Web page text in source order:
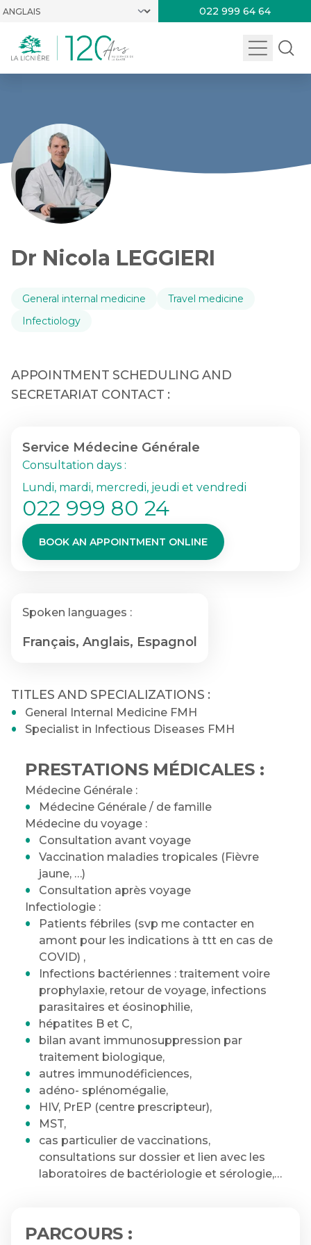
022 999 64 64
Dr Nicola LEGGIERI
General internal medicine
Travel medicine
Infectiology
APPOINTMENT SCHEDULING AND
SECRETARIAT CONTACT :
Service Médecine Générale
Consultation days :
Lundi, mardi, mercredi, jeudi et vendredi
022 999 80 24
BOOK AN APPOINTMENT ONLINE
Spoken languages :
Français, Anglais, Espagnol
TITLES AND SPECIALIZATIONS :
General Internal Medicine FMH
Specialist in Infectious Diseases FMH
PRESTATIONS MÉDICALES :
Médecine Générale :
Médecine Générale / de famille
Médecine du voyage :
Consultation avant voyage
Vaccination maladies tropicales (Fièvre
jaune, …)
Consultation après voyage
Infectiologie :
Patients fébriles (svp me contacter en
amont pour les indications à ttt en cas de
COVID) ,
Infections bactériennes : traitement voire
prophylaxie, retour de voyage, infections
parasitaires et éosinophilie,
hépatites B et C,
bilan avant immunosuppression par
traitement biologique,
autres immunodéficiences,
adéno- splénomégalie,
HIV, PrEP (centre prescripteur),
MST,
cas particulier de vaccinations,
consultations sur dossier et lien avec les
laboratoires de bactériologie et sérologie,…
PARCOURS :